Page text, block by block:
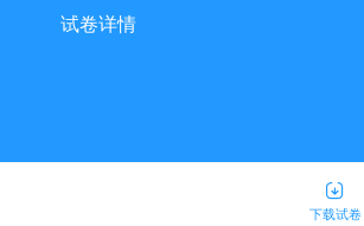
试卷详情
下载试卷